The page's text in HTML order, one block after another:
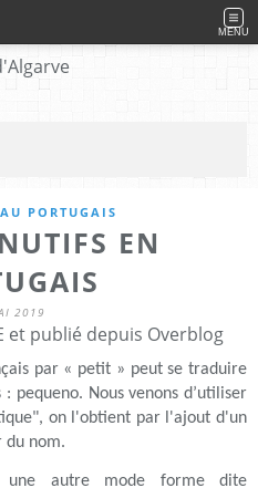
MENU
PORTUGAIS
EN
2019
et publié depuis Overblog
par « petit » peut se traduire
pequeno. Nous venons d’utiliser
on l'obtient par l'ajout d'un
du nom.
une autre mode forme dite